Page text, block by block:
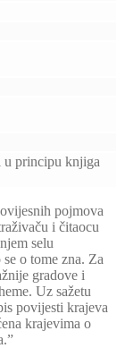
u principu knjiga
pojmova
i čitaocu
selu
o tome zna. Za
gradove i
Uz sažetu
povijesti krajeva
krajevima o